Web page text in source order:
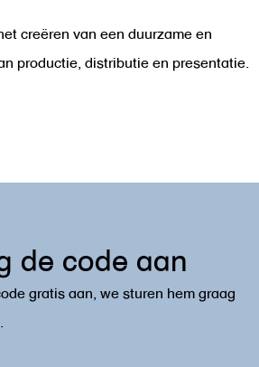
creëren van een duurzame en
productie, distributie en presentatie.
de code aan
gratis aan, we sturen hem graag